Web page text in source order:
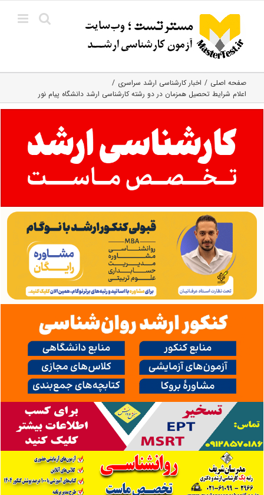
content
صفحه اصلی
اخبار کارشناسی ارشد سراسری
اعلام شرایط تحصیل همزمان در دو رشته کارشناسی ارشد دانشگاه پیام نور